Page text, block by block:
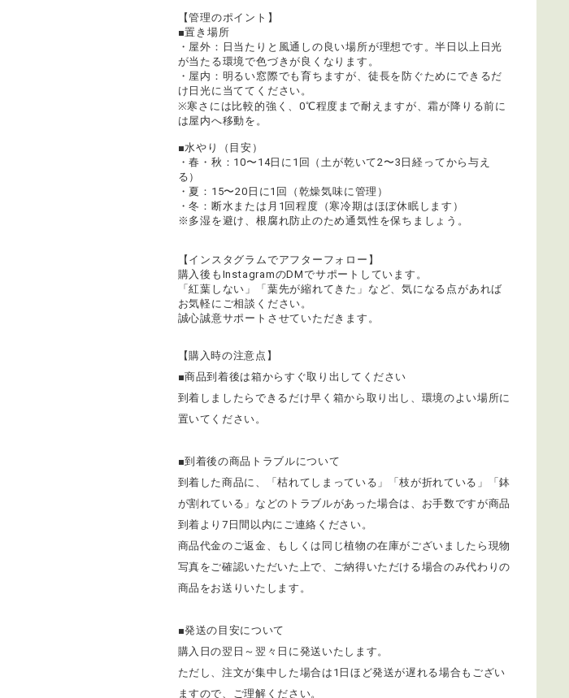
【管理のポイント】
■置き場所
・屋外：日当たりと風通しの良い場所が理想です。半日以上日光
が当たる環境で色づきが良くなります。
・屋内：明るい窓際でも育ちますが、徒長を防ぐためにできるだ
け日光に当ててください。
※寒さには比較的強く、0℃程度まで耐えますが、霜が降りる前に
は屋内へ移動を。
■水やり（目安）
・春・秋：10〜14日に1回（土が乾いて2〜3日経ってから与え
る）
・夏：15〜20日に1回（乾燥気味に管理）
・冬：断水または月1回程度（寒冷期はほぼ休眠します）
※多湿を避け、根腐れ防止のため通気性を保ちましょう。
【インスタグラムでアフターフォロー】
購入後もInstagramのDMでサポートしています。
「紅葉しない」「葉先が縮れてきた」など、気になる点があれば
お気軽にご相談ください。
誠心誠意サポートさせていただきます。
【購入時の注意点】
■商品到着後は箱からすぐ取り出してください
到着しましたらできるだけ早く箱から取り出し、環境のよい場所に
置いてください。
■到着後の商品トラブルについて
​到着した商品に、「枯れてしまっている」「枝が折れている」「鉢
が割れている」などのトラブルがあった場合は、お手数ですが商品
到着より7日間以内にご連絡ください。
商品代金のご返金、もしくは同じ植物の在庫がございましたら現物
写真をご確認いただいた上で、ご納得いただける場合のみ代わりの
商品をお送りいたします。
■発送の目安について
購入日の翌日～翌々日に発送いたします。
ただし、注文が集中した場合は1日ほど発送が遅れる場合もござい
ますので、ご理解ください。